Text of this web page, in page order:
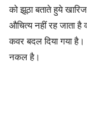
को झूठा बताते हुये
औचित्य नहीं रह जाता है
कवर बदल दिया गया
नकल है।